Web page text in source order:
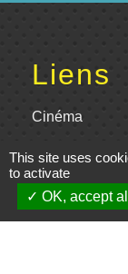
Liens
Cinéma
Office de
en Poitou
Actualités
This site uses
to activate
OK, accept all